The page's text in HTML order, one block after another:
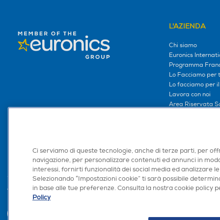
L'AZIENDA
Chi siamo
Euronics
Programma
Lo Facciamo per
Lo facciamo per
Lavora con noi
Area Riservata
Trova negozio
Ci serviamo di queste tecnologie, anche di terze parti, per
navigazione, per personalizzare contenuti ed annunci in
interessi, fornirti funzionalità dei social media ed analizzare
Selezionando “Impostazioni cookie” ti sarà possibile
in base alle tue preferenze. Consulta la nostra cookie policy
Policy